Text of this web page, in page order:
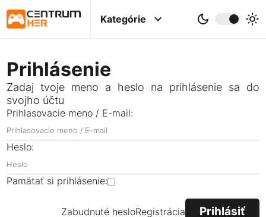
Kategórie
Prihlásenie
Zadaj tvoje meno a heslo na prihlásenie sa do
svojho účtu
Prihlasovacie meno / E-mail:
Heslo:
Pamätať si prihlásenie:
Zabudnuté hesloRegistrácia